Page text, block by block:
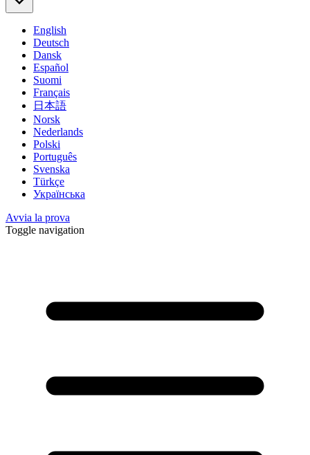
English
Deutsch
Dansk
Español
Suomi
Français
日本語
Norsk
Nederlands
Polski
Português
Svenska
Türkçe
Українська
Avvia la prova
Toggle navigation